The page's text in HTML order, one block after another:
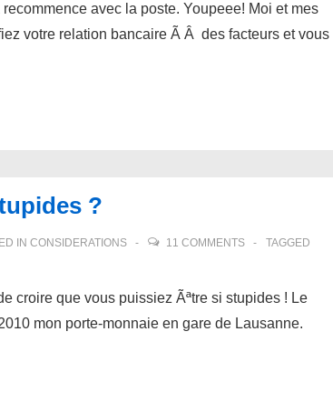
avec la poste. Youpeee! Moi et mes
votre relation bancaire Ã Â des facteurs et vous
?
IN CONSIDERATIONS 11 COMMENTS
TAGGED
croire que vous puissiez Ãªtre si stupides ! Le
mon porte-monnaie en gare de Lausanne.